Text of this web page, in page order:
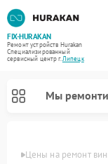
FIX-HURAKAN
Ремонт устройств Hurakan
Специализированный
cервисный центр г.Липецк
Мы
Цены на ремонт